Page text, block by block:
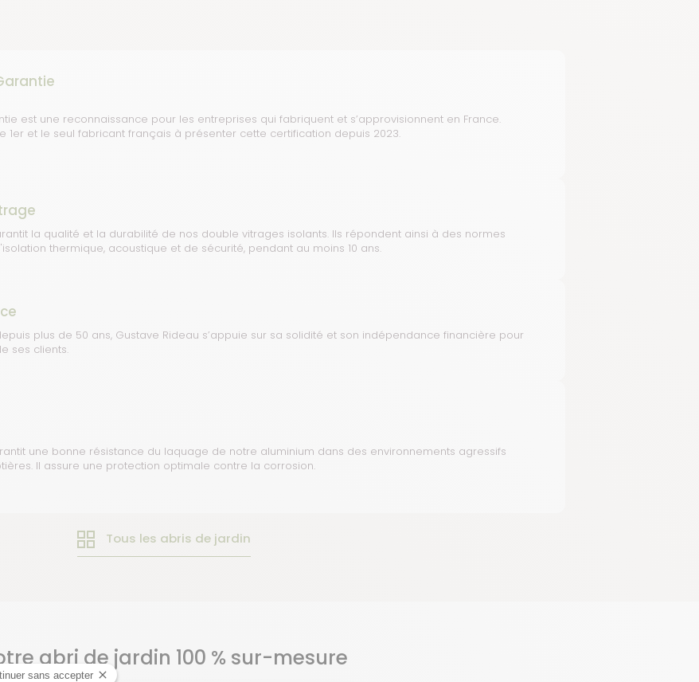
est une reconnaissance pour les entreprises qui fabriquent et s’approvisionnent en France.
1er et le seul fabricant français à présenter cette certification depuis 2023.
la qualité et la durabilité de nos double vitrages isolants. Ils répondent ainsi à des normes
thermique, acoustique et de sécurité, pendant au moins 10 ans.
plus de 50 ans, Gustave Rideau s’appuie sur sa solidité et son indépendance financière pour
ses clients.
une bonne résistance du laquage de notre aluminium dans des environnements agressifs
Il assure une protection optimale contre la corrosion.
Tous les abris de jardin
abri de jardin 100 % sur-mesure